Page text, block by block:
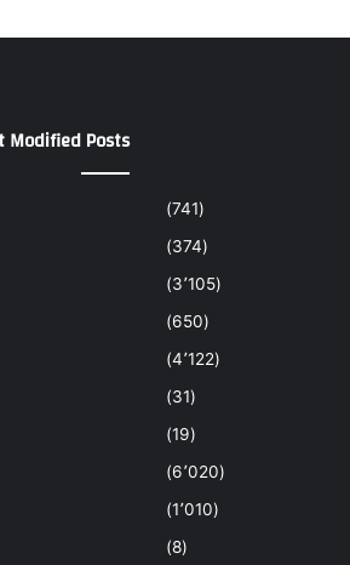
(741)
(374)
(3٬105)
(650)
(4٬122)
(31)
(19)
(6٬020)
(1٬010)
(8)
Modified Posts